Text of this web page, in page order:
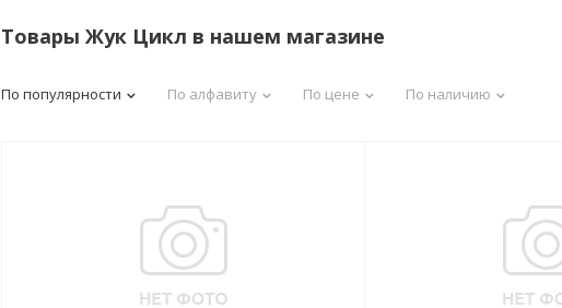
Товары Жук Цикл в нашем магазине
По популярности По алфавиту По цене По наличию